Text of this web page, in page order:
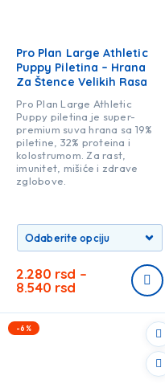
Pro Plan Large Athletic
Puppy Piletina – Hrana
Za Štence Velikih Rasa
Pro Plan Large Athletic
Puppy piletina je super-
premium suva hrana sa 19%
piletine, 32% proteina i
kolostrumom. Za rast,
imunitet, mišiće i zdrave
zglobove.
2.280 rsd –
8.540 rsd
-6%